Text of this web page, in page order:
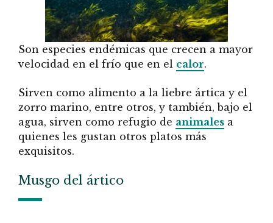
Son especies endémicas que crecen a mayor
velocidad en el frío que en el calor.
Sirven como alimento a la liebre ártica y el
zorro marino, entre otros, y también, bajo el
agua, sirven como refugio de animales a
quienes les gustan otros platos más
exquisitos.
Musgo del ártico